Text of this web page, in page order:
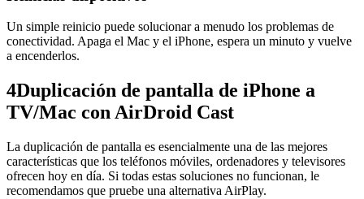
Un simple reinicio puede solucionar a menudo los problemas de
conectividad. Apaga el Mac y el iPhone, espera un minuto y vuelve
a encenderlos.
4Duplicación de pantalla de iPhone a
TV/Mac con AirDroid Cast
La duplicación de pantalla es esencialmente una de las mejores
características que los teléfonos móviles, ordenadores y televisores
ofrecen hoy en día. Si todas estas soluciones no funcionan, le
recomendamos que pruebe una alternativa AirPlay.